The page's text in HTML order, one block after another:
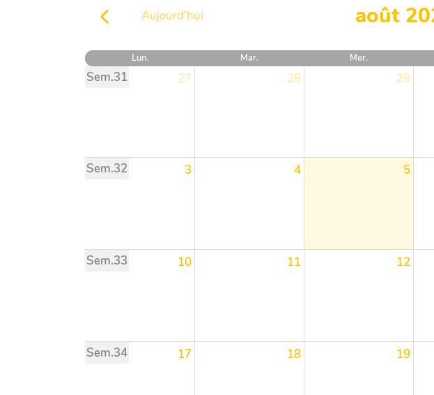
Aujourd'hui août
Lun. Mar. Mer.
Sem.31 27 28 29
Sem.32 3 4 5
Sem.33 10 11 12
Sem.34 17 18 19